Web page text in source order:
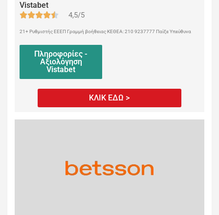
Vistabet
4,5/5
21+ Ρυθμιστής ΕΕΕΠ Γραμμή βοήθειας ΚΕΘΕΑ: 210 9237777 Παίξε Υπεύθυνα
Πληροφορίες -
Αξιολόγηση
Vistabet
ΚΛΙΚ ΕΔΩ >